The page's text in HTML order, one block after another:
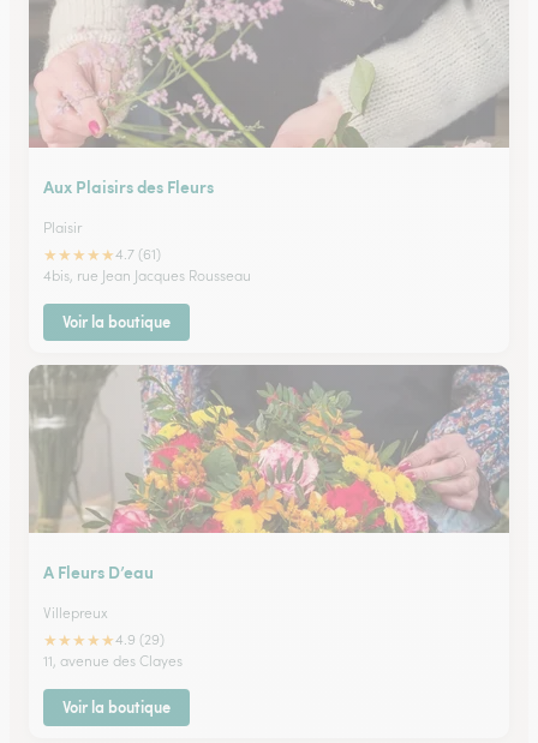
Aux Plaisirs des Fleurs
Plaisir
★★★★★4.7 (61)
4bis, rue Jean Jacques Rousseau
Voir la boutique
A Fleurs D’eau
Villepreux
★★★★★4.9 (29)
11, avenue des Clayes
Voir la boutique